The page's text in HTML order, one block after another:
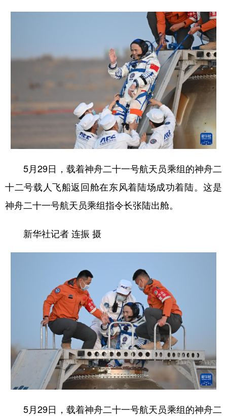
北京 天津 河北 山西
上海 江苏
福建 江西
河南 湖北 湖南
广西 海南
陕西 甘肃 青海 宁夏
新疆 内蒙古 黑龙江
多语种频道
Русский язык 日本語
Deutsch Português
5月29日，载着神舟二十一号航天员乘组的神舟二
十二号载人飞船返回舱在东风着陆场成功着陆。这是
神舟二十一号航天员乘组指令长张陆出舱。
新华社记者 连振 摄
5月29日，载着神舟二十一号航天员乘组的神舟二